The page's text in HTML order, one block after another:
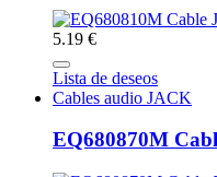
5.19 €
Lista de deseos
Cables audio JACK
EQ680870M